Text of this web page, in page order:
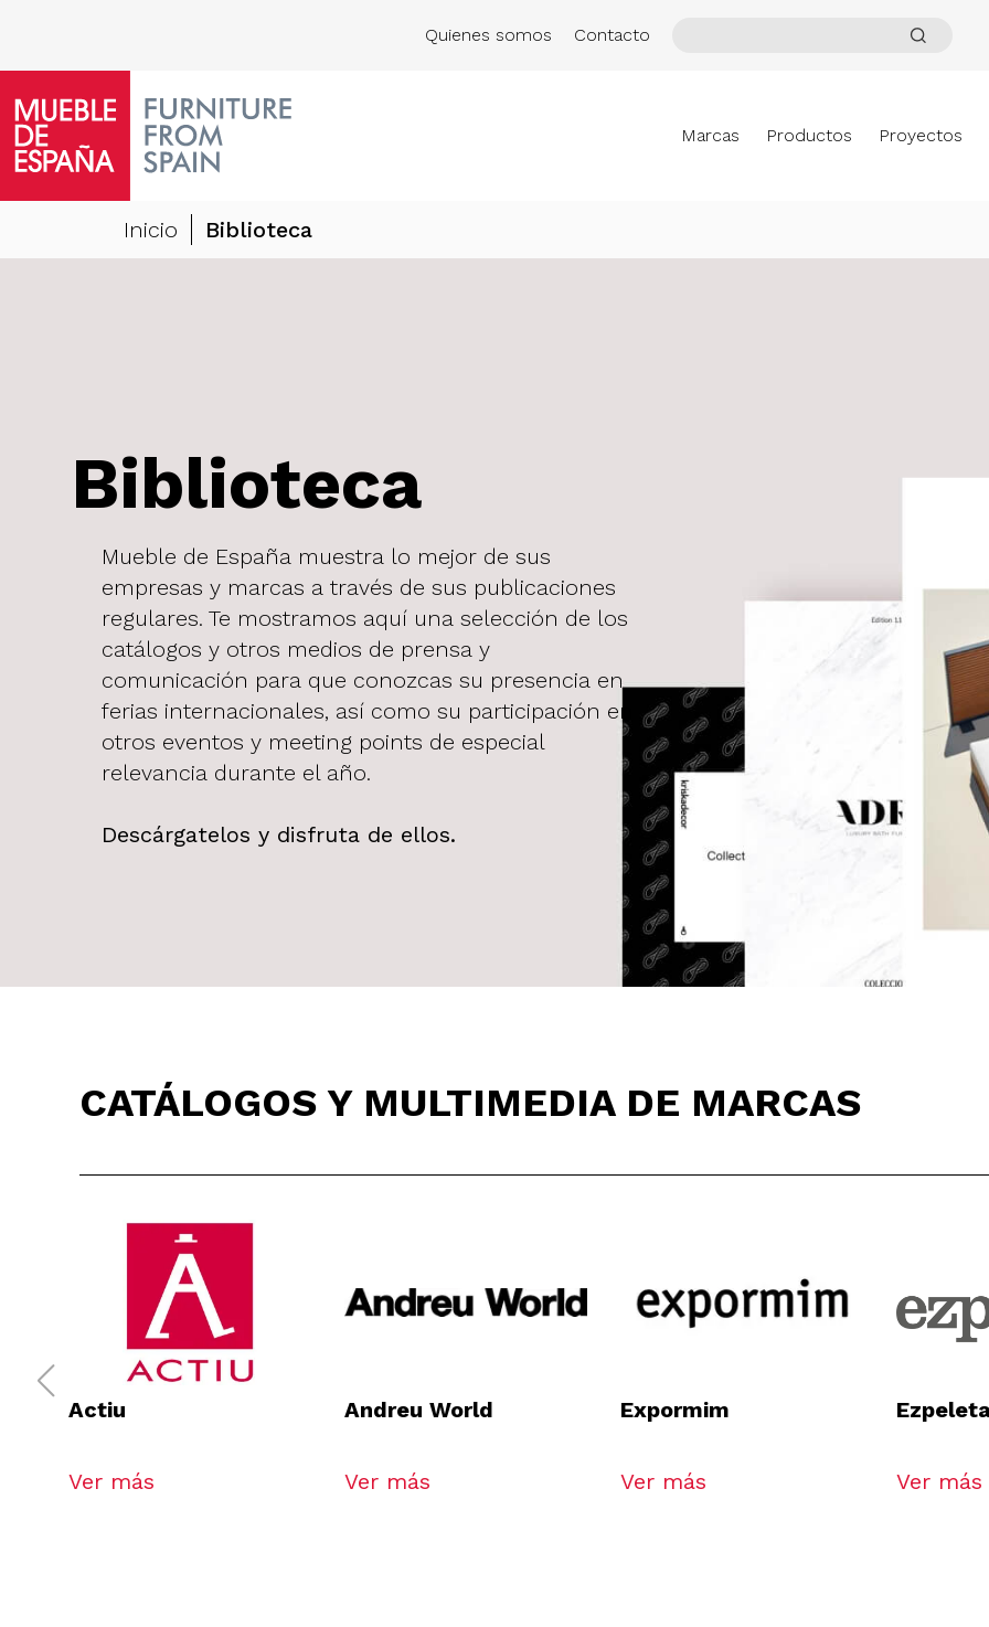
Quienes somos Contacto
Marcas Productos Proyectos
Inicio Biblioteca
Biblioteca
Mueble de España muestra lo mejor de sus
empresas y marcas a través de sus publicaciones
regulares. Te mostramos aquí una selección de los
catálogos y otros medios de prensa y
comunicación para que conozcas su presencia en
ferias internacionales, así como su participación en
otros eventos y meeting points de especial
relevancia durante el año.
Descárgatelos y disfruta de ellos.
CATÁLOGOS Y MULTIMEDIA DE MARCAS
Actiu
Ver más
Andreu World
Ver más
Expormim
Ver más Ver más